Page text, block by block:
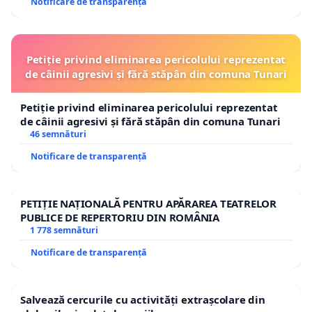
Petiție privind eliminarea pericolului reprezentat
de câinii agresivi și fără stăpân din comuna Tunari
Petiție privind eliminarea pericolului reprezentat
de câinii agresivi și fără stăpân din comuna Tunari
46 semnături
Notificare de transparență
PETIȚIE NAȚIONALĂ PENTRU APĂRAREA TEATRELOR
PUBLICE DE REPERTORIU DIN ROMÂNIA
1 778 semnături
Notificare de transparență
Salvează cercurile cu activități extrașcolare din